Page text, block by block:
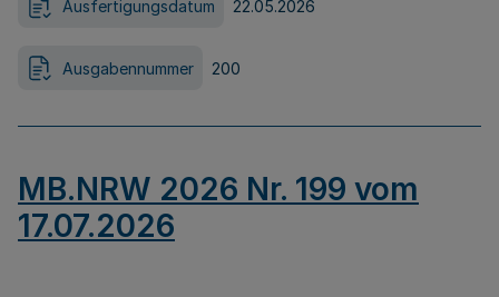
Ausfertigungsdatum 22.05.2026
Ausgabennummer 200
MB.NRW 2026 Nr. 199 vom
17.07.2026